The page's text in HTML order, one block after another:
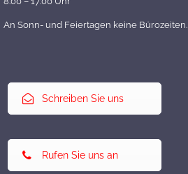
An Sonn- und Feiertagen keine Bürozeiten.
Schreiben Sie uns
Rufen Sie uns an